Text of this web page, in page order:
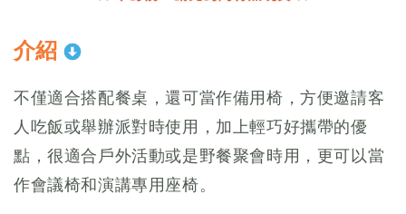
介紹
不僅適合搭配餐桌，還可當作備用椅，方便邀請客
人吃飯或舉辦派對時使用，加上輕巧好攜帶的優
點，很適合戶外活動或是野餐聚會時用，更可以當
作會議椅和演講專用座椅。